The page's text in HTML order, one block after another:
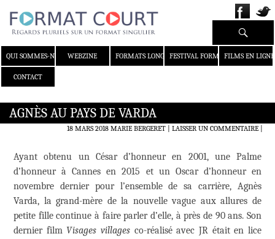
QUI SOMMES-NOUS ?WEBZINE FORMATS LONGS FESTIVAL FORMAT COURT
FILMS EN LIGNE
CONTACT
Recherche
AGNÈS AU PAYS DE VARDA
18 MARS 2018 MARIE BERGERET LAISSER UN COMMENTAIRE|
Ayant obtenu un César d’honneur en 2001, une Palme
d’honneur à Cannes en 2015 et un Oscar d’honneur en
novembre dernier pour l’ensemble de sa carrière, Agnès
Varda, la grand-mère de la nouvelle vague aux allures de
petite fille continue à faire parler d’elle, à près de 90 ans. Son
dernier filmVisages villages co-réalisé avec JR était en lice